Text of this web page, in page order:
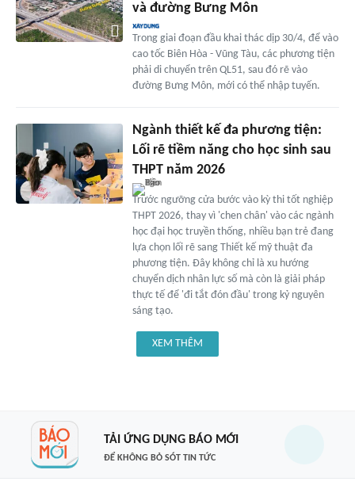
và đường Bưng Môn
Trong giai đoạn đầu khai thác dịp 30/4, để vào
cao tốc Biên Hòa - Vũng Tàu, các phương tiện
phải di chuyển trên QL51, sau đó rẽ vào
đường Bưng Môn, mới có thể nhập tuyến.
Ngành thiết kế đa phương tiện:
Lối rẽ tiềm năng cho học sinh sau
THPT năm 2026
Trước ngưỡng cửa bước vào kỳ thi tốt nghiệp
THPT 2026, thay vì 'chen chân' vào các ngành
học đại học truyền thống, nhiều bạn trẻ đang
lựa chọn lối rẽ sang Thiết kế mỹ thuật đa
phương tiện. Đây không chỉ là xu hướng
chuyển dịch nhân lực số mà còn là giải pháp
thực tế để 'đi tắt đón đầu' trong kỷ nguyên
sáng tạo.
XEM THÊM
TẢI ỨNG DỤNG BÁO MỚI
ĐỂ KHÔNG BỎ SÓT TIN TỨC